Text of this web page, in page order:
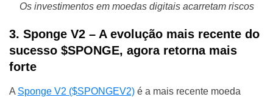
Os investimentos em moedas digitais acarretam riscos
3. Sponge V2 – A evolução mais recente do
sucesso $SPONGE, agora retorna mais
forte
A Sponge V2 ($SPONGEV2) é a mais recente moeda